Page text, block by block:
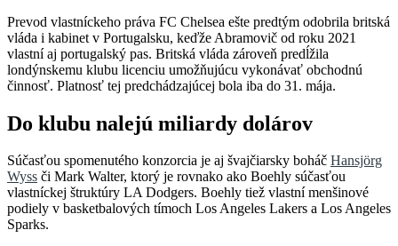
Prevod vlastníckeho práva FC Chelsea ešte predtým odobrila britská
vláda i kabinet v Portugalsku, keďže Abramovič od roku 2021
vlastní aj portugalský pas. Britská vláda zároveň predĺžila
londýnskemu klubu licenciu umožňujúcu vykonávať obchodnú
činnosť. Platnosť tej predchádzajúcej bola iba do 31. mája.
Do klubu nalejú miliardy dolárov
Súčasťou spomenutého konzorcia je aj švajčiarsky boháč Hansjörg
Wyss či Mark Walter, ktorý je rovnako ako Boehly súčasťou
vlastníckej štruktúry LA Dodgers. Boehly tiež vlastní menšinové
podiely v basketbalových tímoch Los Angeles Lakers a Los Angeles
Sparks.